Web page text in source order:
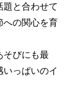
題と合わせて
への関心を育
そびにも最
っぱいのイ